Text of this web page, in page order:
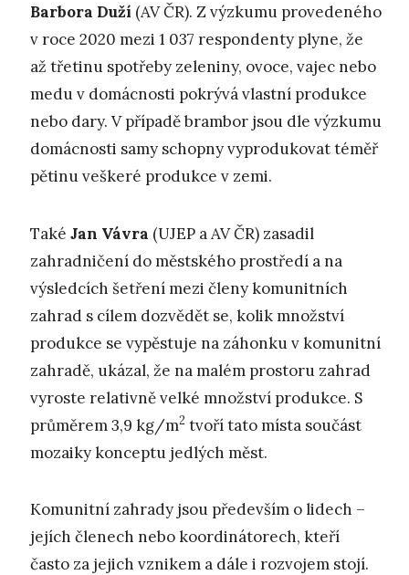
Barbora Duží (AV ČR). Z výzkumu provedeného
v roce 2020 mezi 1 037 respondenty plyne, že
až třetinu spotřeby zeleniny, ovoce, vajec nebo
medu v domácnosti pokrývá vlastní produkce
nebo dary. V případě brambor jsou dle výzkumu
domácnosti samy schopny vyprodukovat téměř
pětinu veškeré produkce v zemi.
Také Jan Vávra (UJEP a AV ČR) zasadil
zahradničení do městského prostředí a na
výsledcích šetření mezi členy komunitních
zahrad s cílem dozvědět se, kolik množství
produkce se vypěstuje na záhonku v komunitní
zahradě, ukázal, že na malém prostoru zahrad
vyroste relativně velké množství produkce. S
průměrem 3,9 kg/m2 tvoří tato místa součást
mozaiky konceptu jedlých měst.
Komunitní zahrady jsou především o lidech –
jejích členech nebo koordinátorech, kteří
často za jejich vznikem a dále i rozvojem stojí.